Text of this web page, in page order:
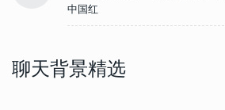
中国红
聊天背景精选